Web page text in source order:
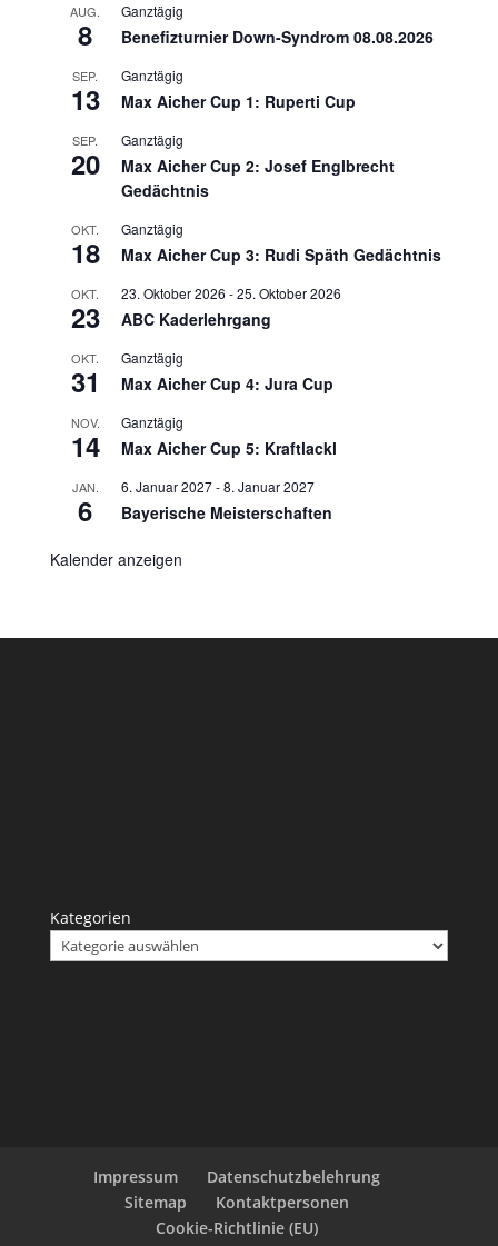
AUG.
8
Ganztägig
Benefizturnier Down-Syndrom 08.08.2026
SEP.
13
Ganztägig
Max Aicher Cup 1: Ruperti Cup
SEP.
20
Ganztägig
Max Aicher Cup 2: Josef Englbrecht
Gedächtnis
OKT.
18
Ganztägig
Max Aicher Cup 3: Rudi Späth Gedächtnis
OKT.
23
23. Oktober 2026 -25. Oktober 2026
ABC Kaderlehrgang
OKT.
31
Ganztägig
Max Aicher Cup 4: Jura Cup
NOV.
14
Ganztägig
Max Aicher Cup 5: Kraftlackl
JAN.
6
6. Januar 2027-8. Januar 2027
Bayerische Meisterschaften
Kalender anzeigen
Kategorien
Impressum
Datenschutzbelehrung
Sitemap
Kontaktpersonen
Cookie-Richtlinie (EU)